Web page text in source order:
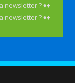
newsletter ? ♦♦
newsletter ? ♦♦